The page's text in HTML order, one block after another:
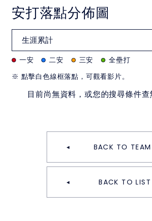
安打落點分佈圖
一安 二安 三安
全壘打
※ 點擊白色線框落點，可觀看影片。
目前尚無資料，或您的搜尋條件
BACK TO TEAM
BACK TO LIST